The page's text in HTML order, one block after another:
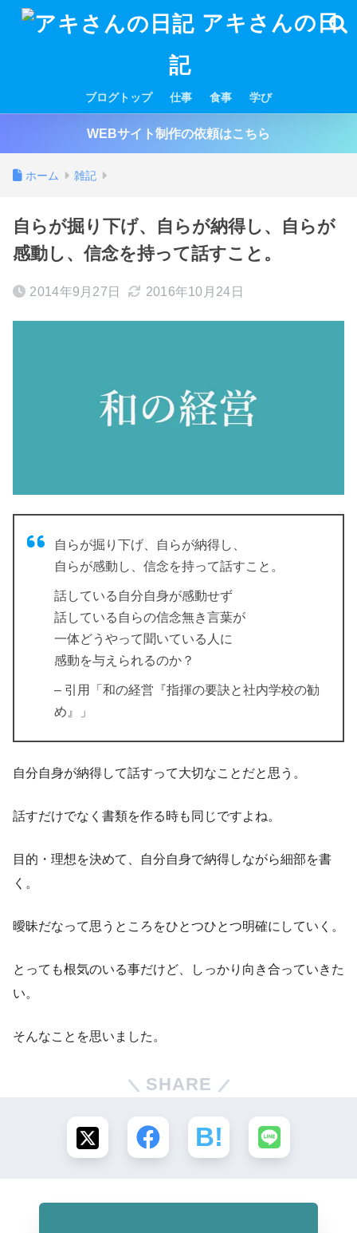
アキさんの日
記
ブログトップ 仕事 食事 学び
WEBサイト制作の依頼はこちら
ホーム 雑記
自らが掘り下げ、自らが納得し、自らが
感動し、信念を持って話すこと。
2014年9月27日 2016年10月24日
自らが掘り下げ、自らが納得し、
自らが感動し、信念を持って話すこと。
話している自分自身が感動せず
話している自らの信念無き言葉が
一体どうやって聞いている人に
感動を与えられるのか？
– 引用「和の経営『指揮の要訣と社内学校の勧
め』」
自分自身が納得して話すって大切なことだと思う。
話すだけでなく書類を作る時も同じですよね。
目的・理想を決めて、自分自身で納得しながら細部を書
く。
曖昧だなって思うところをひとつひとつ明確にしていく。
とっても根気のいる事だけど、しっかり向き合っていきた
い。
そんなことを思いました。
SHARE